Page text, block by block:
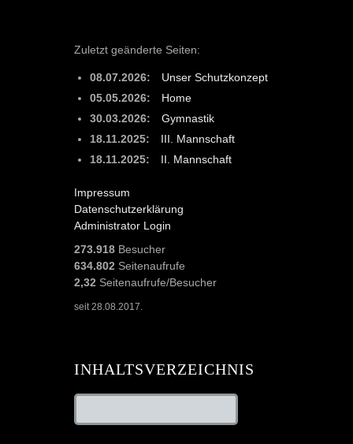
Zuletzt geänderte Seiten:
08.07.2026:
Unser Schutzkonzept
05.05.2026:
Home
30.03.2026:
Gymnastik
18.11.2025:
III. Mannschaft
18.11.2025:
II. Mannschaft
Impressum
Datenschutzerklärung
Administrator Login
273.918 Besucher
634.802 Seitenaufrufe
2,32 Seitenaufrufe/Besucher
seit 28.08.2017.
INHALTSVERZEICHNIS